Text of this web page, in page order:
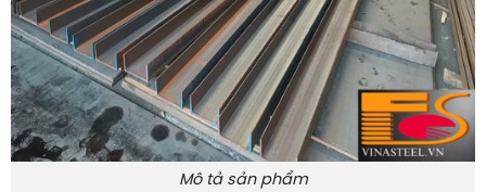
Mô tả sản phẩm